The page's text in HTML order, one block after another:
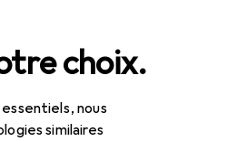
choix.
nous
similairesPériphériques